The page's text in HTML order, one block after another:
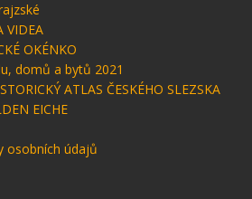
VIDEA
OKÉNKO
domů a bytů 2021
ATLAS ČESKÉHO SLEZSKA
EICHE
osobních údajů